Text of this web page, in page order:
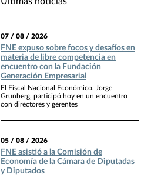
07 / 08 / 2026
FNE expuso sobre focos y desafíos en
materia de libre competencia en
encuentro con la Fundación
Generación Empresarial
El Fiscal Nacional Económico, Jorge
Grunberg, participó hoy en un encuentro
con directores y gerentes
05 / 08 / 2026
FNE asistió a la Comisión de
Economía de la Cámara de Diputadas
y Diputados